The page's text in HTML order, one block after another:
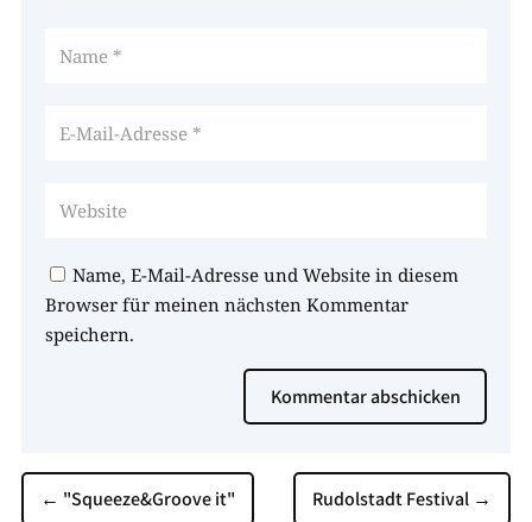
Name, E-Mail-Adresse und Website in diesem
Browser für meinen nächsten Kommentar
speichern.
Kommentar abschicken
← "Squeeze&Groove it" Rudolstadt Festival →